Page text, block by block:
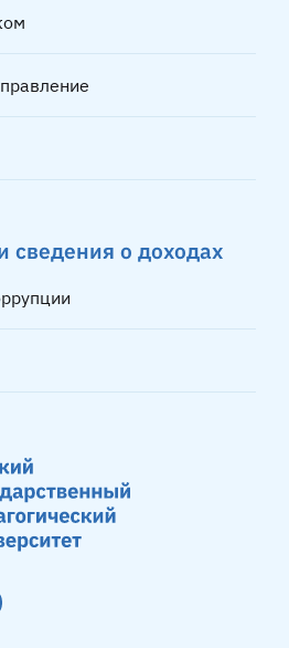
сведения о доходах